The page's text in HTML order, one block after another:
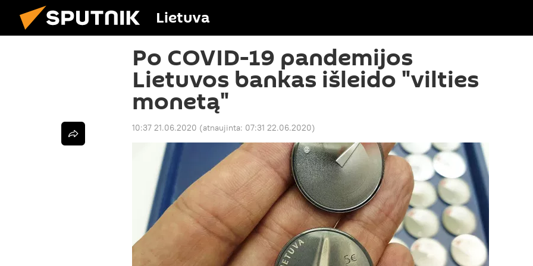
Lietuva
Po COVID-19 pandemijos
Lietuvos bankas išleido "vilties
monetą"
10:37 21.06.2020 (atnaujinta: 07:31 22.06.2020)